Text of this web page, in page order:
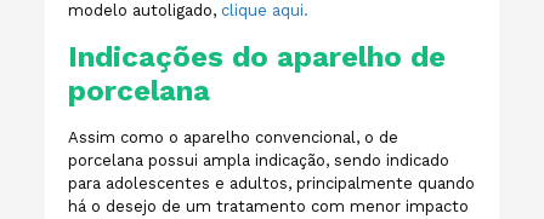
modelo autoligado, clique aqui.
Indicações do aparelho de
porcelana
Assim como o aparelho convencional, o de
porcelana possui ampla indicação, sendo indicado
para adolescentes e adultos, principalmente quando
há o desejo de um tratamento com menor impacto